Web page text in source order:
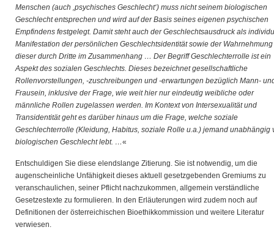
Menschen (auch ‚psychisches Geschlecht‘) muss nicht seinem biologischen
Geschlecht entsprechen und wird auf der Basis seines eigenen psychischen
Empfindens festgelegt. Damit steht auch der Geschlechtsausdruck als
Manifestation der persönlichen Geschlechtsidentität sowie der Wahrnehmung
dieser durch Dritte im Zusammenhang … Der Begriff Geschlechterrolle ist ein
Aspekt des sozialen Geschlechts. Dieses bezeichnet gesellschaftliche
Rollenvorstellungen, -zuschreibungen und -erwartungen bezüglich Mann-
Frausein, inklusive der Frage, wie weit hier nur eindeutig weibliche oder
männliche Rollen zugelassen werden. Im Kontext von Intersexualität und
Transidentität geht es darüber hinaus um die Frage, welche soziale
Geschlechterrolle (Kleidung, Habitus, soziale Rolle u.a.) jemand unabhängig
biologischen Geschlecht lebt. …«
Entschuldigen Sie diese elendslange Zitierung. Sie ist notwendig, um die
augenscheinliche Unfähigkeit dieses aktuell gesetzgebenden Gremiums zu
veranschaulichen, seiner Pflicht nachzukommen, allgemein verständliche
Gesetzestexte zu formulieren. In den Erläuterungen wird zudem noch auf
Definitionen der österreichischen Bioethikkommission und weitere Literatur
verwiesen.